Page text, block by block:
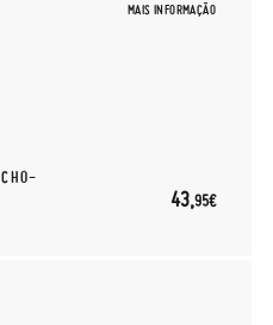
MAIS INFORMAÇÃO
43,95€